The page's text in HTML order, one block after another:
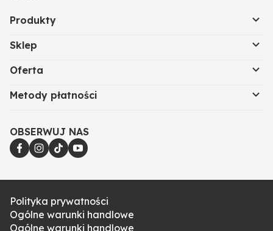
Produkty
Sklep
Oferta
Metody płatności
OBSERWUJ NAS
Polityka prywatności
Ogólne warunki handlowe
Ogólne warunki handlowe